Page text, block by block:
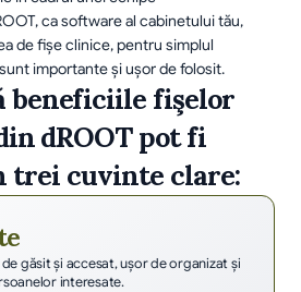
ca software al cabinetului tău,
de fişe clinice, pentru simplul
importante şi uşor de folosit.
beneficiile fişelor
dROOT pot fi
trei cuvinte clare:
găsit şi accesat, uşor de organizat şi
interesate.